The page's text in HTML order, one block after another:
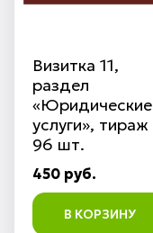
Визитка 11,
раздел
«Юридические
услуги», тираж
96 шт.
450 руб.
В КОРЗИНУ